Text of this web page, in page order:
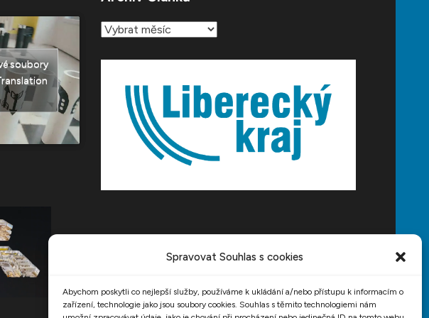
Spravovat Souhlas s cookies
Abychom poskytli co nejlepší služby, používáme k ukládání a/nebo přístupu k informacím o
zařízení, technologie jako jsou soubory cookies. Souhlas s těmito technologiemi nám
soubory
Archiv